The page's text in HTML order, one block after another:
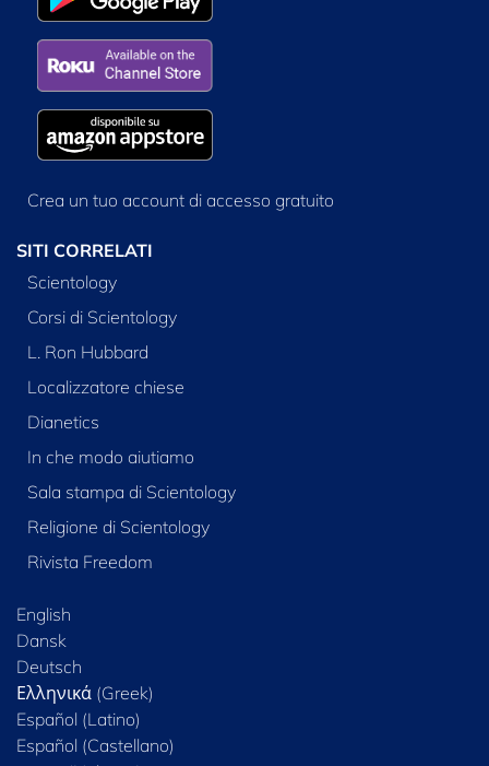
Crea un tuo account di accesso gratuito
SITI CORRELATI
Scientology
Corsi di Scientology
L. Ron Hubbard
Localizzatore chiese
Dianetics
In che modo aiutiamo
Sala stampa di Scientology
Religione di Scientology
Rivista Freedom
English
Dansk
Deutsch
Ελληνικά (Greek)
Español (Latino)
Español (Castellano)